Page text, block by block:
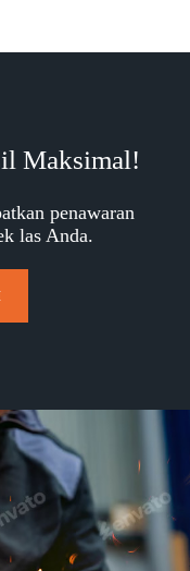
Maksimal!
penawaran
las Anda.